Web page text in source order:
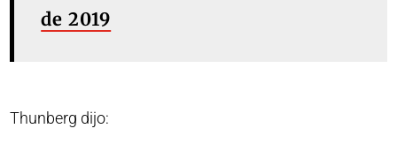
de 2019
Thunberg dijo: